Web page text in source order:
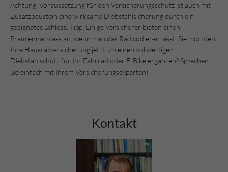
Achtung: Voraussetzung für den Versicherungsschutz ist auch mit
Zusatzbaustein eine wirksame Diebstahlsicherung durch ein
geeignetes Schloss. Tipp: Einige Versicherer bieten einen
Prämiennachlass an, wenn man das Rad codieren lässt. Sie möchten
Ihre Hausratversicherung jetzt um einen vollwertigen
Diebstahlschutz für Ihr Fahrrad oder E-Bike ergänzen? Sprechen
Sie einfach mit Ihrem Versicherungsexperten!
Kontakt